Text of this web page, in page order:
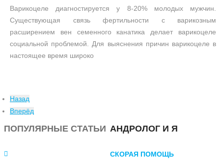
Варикоцеле диагностируется у 8-20% молодых мужчин.
Существующая связь фертильности с варикозным
расширением вен семенного канатика делает варикоцеле
социальной проблемой. Для выяснения причин варикоцеле в
настоящее время широко
Назад
Вперёд
ПОПУЛЯРНЫЕ СТАТЬИ АНДРОЛОГ И Я
СКОРАЯ ПОМОЩЬ